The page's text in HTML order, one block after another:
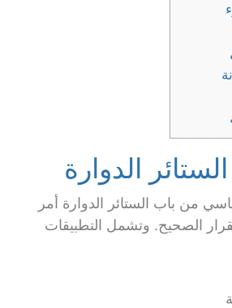
الدوارة
من باب الستائر الدوارة أمر
الصحيح. وتشمل التطبيقات